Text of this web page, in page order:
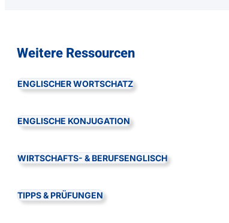
Weitere Ressourcen
ENGLISCHER WORTSCHATZ
ENGLISCHE KONJUGATION
WIRTSCHAFTS- & BERUFSENGLISCH
TIPPS & PRÜFUNGEN